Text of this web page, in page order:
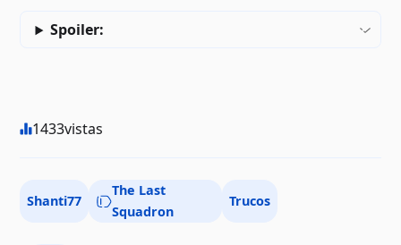
Spoiler:
1433vistas
Shanti77
The Last
Squadron
Trucos